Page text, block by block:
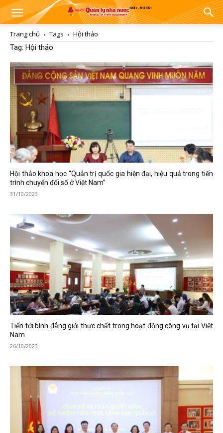
Trang chủ Tags
Hội thảo
Tag: Hội thảo
Hội thảo khoa học “Quản trị quốc gia hiện đại, hiệu quả trong tiến
trình chuyển đổi số ở Việt Nam”
31/10/2023
Tiến tới bình đẳng giới thực chất trong hoạt động công vụ tại Việt
Nam
26/10/2023